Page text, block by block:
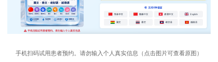
手机扫码试用患者预约。请勿输入个人真实信息（点击图片可查看原图）